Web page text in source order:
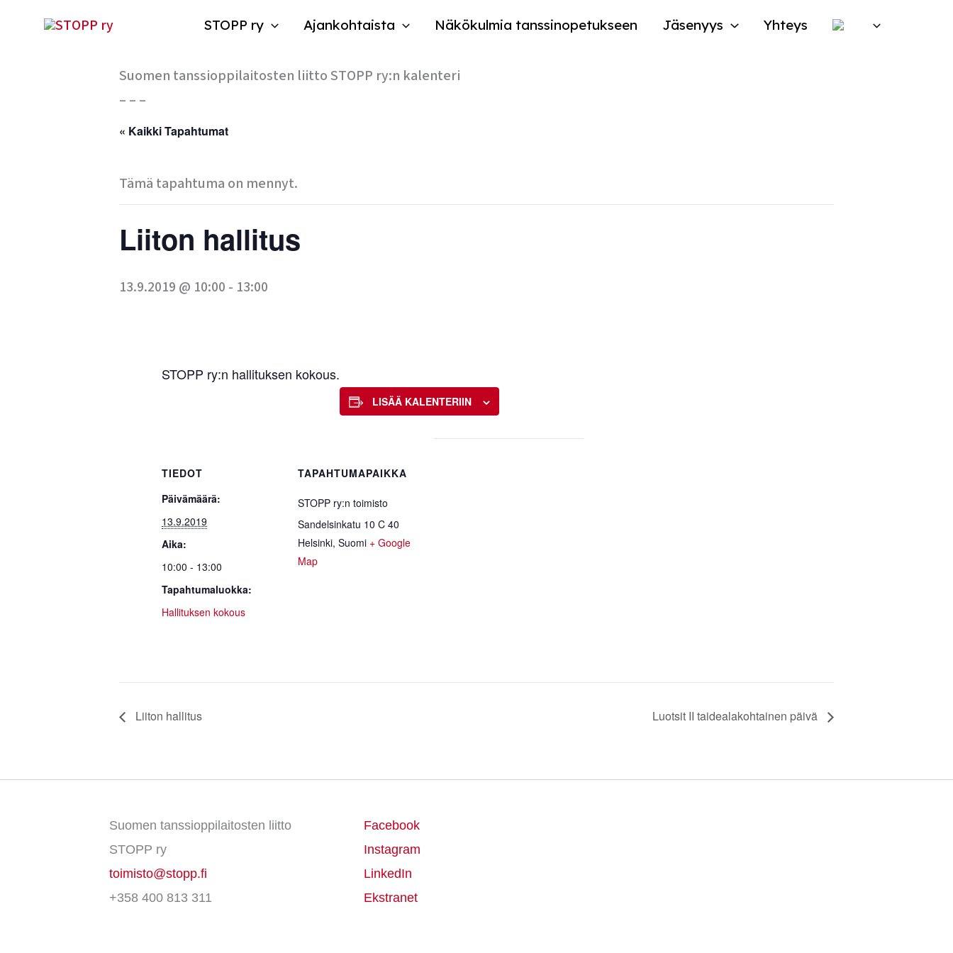
sisältöön
STOPP ry Ajankohtaista Näkökulmia tanssinopetukseen Jäsenyys Yhteys
Suomen tanssioppilaitosten liitto STOPP ry:n kalenteri
– – –
« Kaikki Tapahtumat
Tämä tapahtuma on mennyt.
Liiton hallitus
13.9.2019 @ 10:00 - 13:00
STOPP ry:n hallituksen kokous.
LISÄÄ KALENTERIIN
TIEDOT
Päivämäärä:
13.9.2019
Aika:
10:00 - 13:00
Tapahtumaluokka:
Hallituksen kokous
TAPAHTUMAPAIKKA
STOPP ry:n toimisto
Sandelsinkatu 10 C 40
Helsinki, Suomi + Google
Map
Liiton hallitus Luotsit II taidealakohtainen päivä
Suomen tanssioppilaitosten liitto
STOPP ry
toimisto@stopp.fi
+358 400 813 311
Facebook
Instagram
LinkedIn
Ekstranet